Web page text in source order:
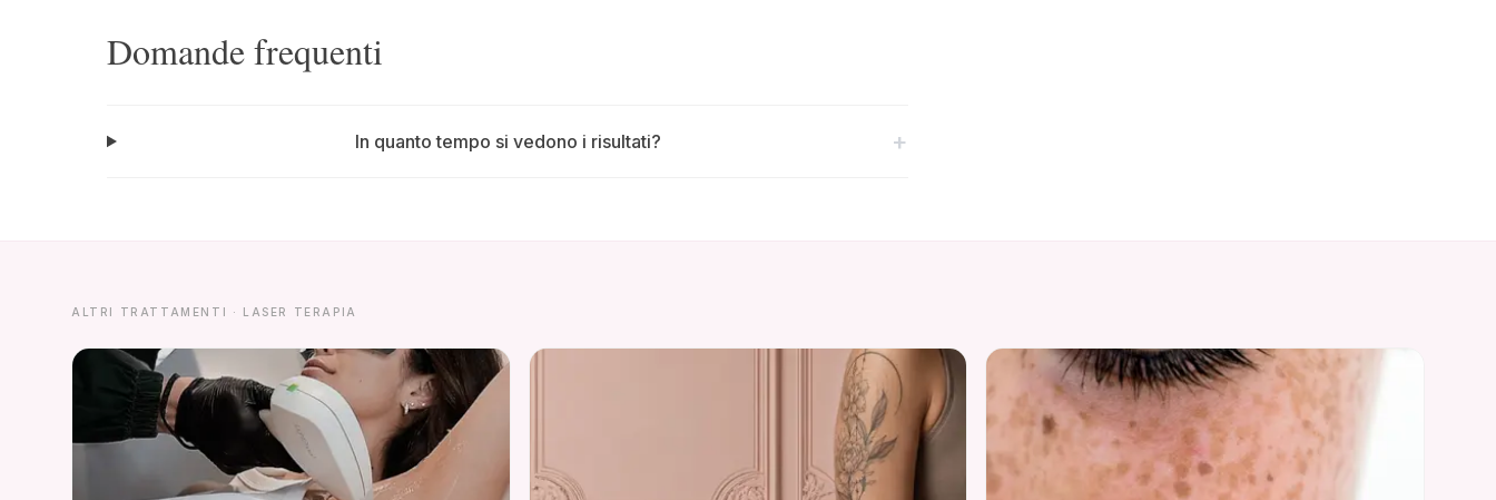
Domande frequenti
In quanto tempo si vedono i risultati? +
ALTRI TRATTAMENTI · LASER TERAPIA